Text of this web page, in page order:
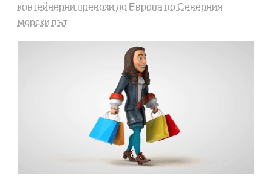
контейнерни превози до Европа по Северния
морски път